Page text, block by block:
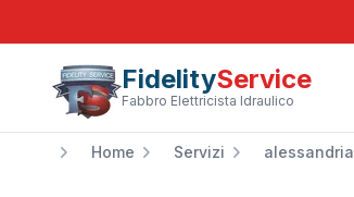
FidelityService
Fabbro Elettricista Idraulico
Home Servizi alessandria